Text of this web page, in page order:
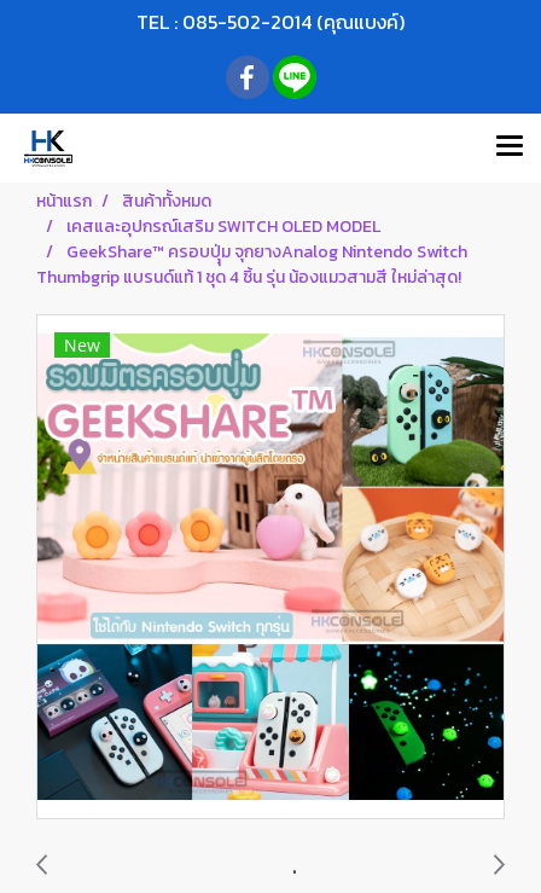
TEL : 085-502-2014 (คุณแบงค์)
หน้าแรก
สินค้าทั้งหมด
เคสและอุปกรณ์เสริม SWITCH OLED MODEL
GeekShare™ ครอบปุุ่ม จุกยางAnalog Nintendo Switch
Thumbgrip แบรนด์แท้ 1 ชุด 4 ชิ้น รุ่น น้องแมวสามสี ใหม่ล่าสุด!
New